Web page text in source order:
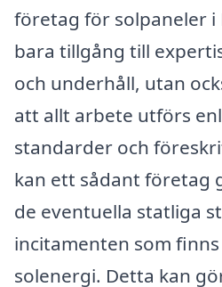
företag för solpaneler i
bara tillgång till
och underhåll, utan
att allt arbete utförs
standarder och
kan ett sådant företag
de eventuella statliga
incitamenten som
solenergi. Detta kan